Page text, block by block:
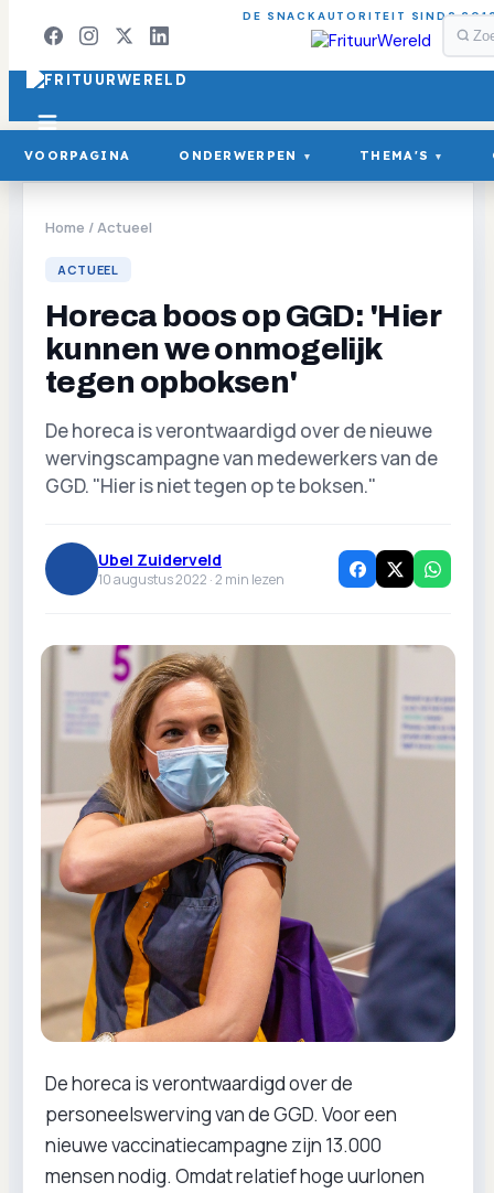
DE SNACKAUTORITEIT SINDS
VOORPAGINA ONDERWERPEN ▾ THEMA'S ▾
Home /Actueel
ACTUEEL
Horeca boos op GGD: 'Hier
kunnen we onmogelijk
tegen opboksen'
De horeca is verontwaardigd over de nieuwe
wervingscampagne van medewerkers van de
GGD. "Hier is niet tegen op te boksen."
Ubel Zuiderveld
10 augustus 2022 ·2 min lezen
De horeca is verontwaardigd over de
personeelswerving van de GGD. Voor een
nieuwe vaccinatiecampagne zijn 13.000
mensen nodig. Omdat relatief hoge uurlonen